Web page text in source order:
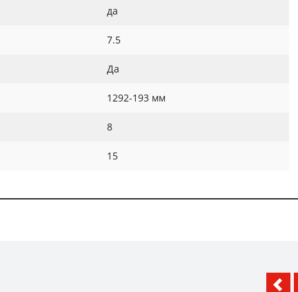
да
7.5
Да
1292-193 мм
8
15